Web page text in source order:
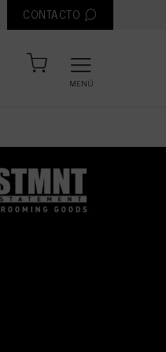
CONTACTO
MENÚ